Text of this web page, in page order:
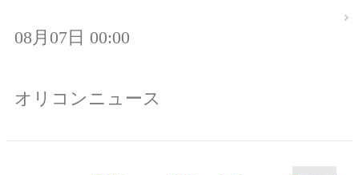
08月07日 00:00
オリコンニュース